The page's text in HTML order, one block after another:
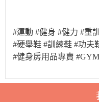
#運動 #健身 #健力 #重
#硬舉鞋 #訓練鞋 #功夫
#健身房用品專賣